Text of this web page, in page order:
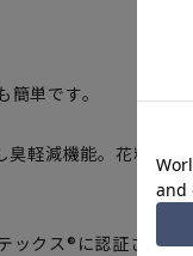
単です。
軽減機能。花粉や
ックス®に認証された